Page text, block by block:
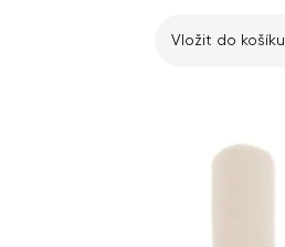
Vložit do košíku